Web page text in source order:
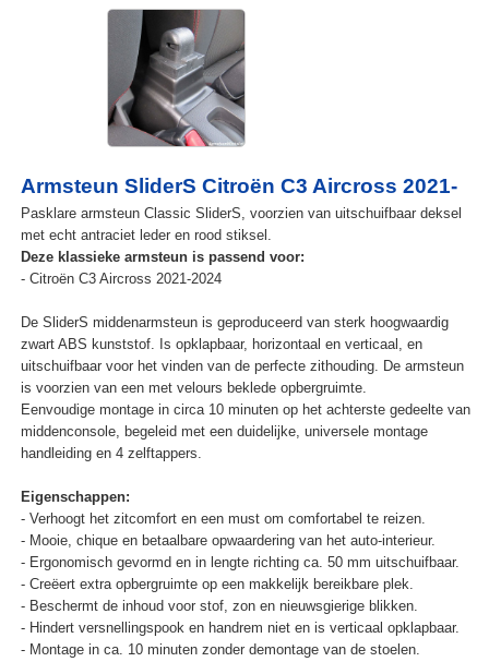
Armsteun SliderS Citroën C3 Aircross 2021-
Pasklare armsteun Classic SliderS, voorzien van uitschuifbaar deksel
met echt antraciet leder en rood stiksel.
Deze klassieke armsteun is passend voor:
- Citroën C3 Aircross 2021-2024
De SliderS middenarmsteun is geproduceerd van sterk hoogwaardig
zwart ABS kunststof. Is opklapbaar, horizontaal en verticaal, en
uitschuifbaar voor het vinden van de perfecte zithouding. De armsteun
is voorzien van een met velours beklede opbergruimte.
Eenvoudige montage in circa 10 minuten op het achterste gedeelte van
middenconsole, begeleid met een duidelijke, universele montage
handleiding en 4 zelftappers.
Eigenschappen:
- Verhoogt het zitcomfort en een must om comfortabel te reizen.
- Mooie, chique en betaalbare opwaardering van het auto-interieur.
- Ergonomisch gevormd en in lengte richting ca. 50 mm uitschuifbaar.
- Creëert extra opbergruimte op een makkelijk bereikbare plek.
- Beschermt de inhoud voor stof, zon en nieuwsgierige blikken.
- Hindert versnellingspook en handrem niet en is verticaal opklapbaar.
- Montage in ca. 10 minuten zonder demontage van de stoelen.